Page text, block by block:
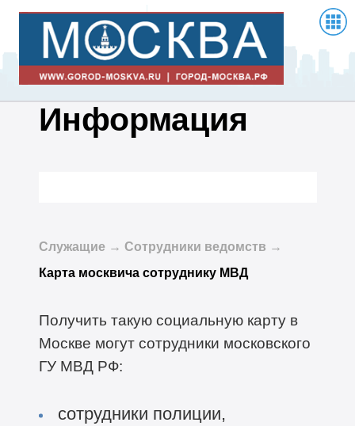
Информация
Служащие → Сотрудники ведомств →
Карта москвича сотруднику МВД
Получить такую социальную карту в
Москве могут сотрудники московского
ГУ МВД РФ:
сотрудники полиции,